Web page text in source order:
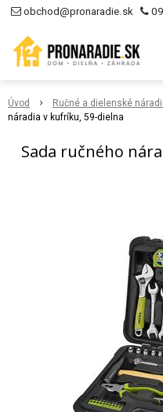
obchod@pronaradie.sk
Úvod Ručné a dielenské
náradia v kufríku, 59-dielna
Sada ručného